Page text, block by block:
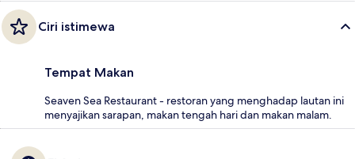
Ciri istimewa
Tempat Makan
Seaven Sea Restaurant - restoran yang menghadap lautan ini
menyajikan sarapan, makan tengah hari dan makan malam.